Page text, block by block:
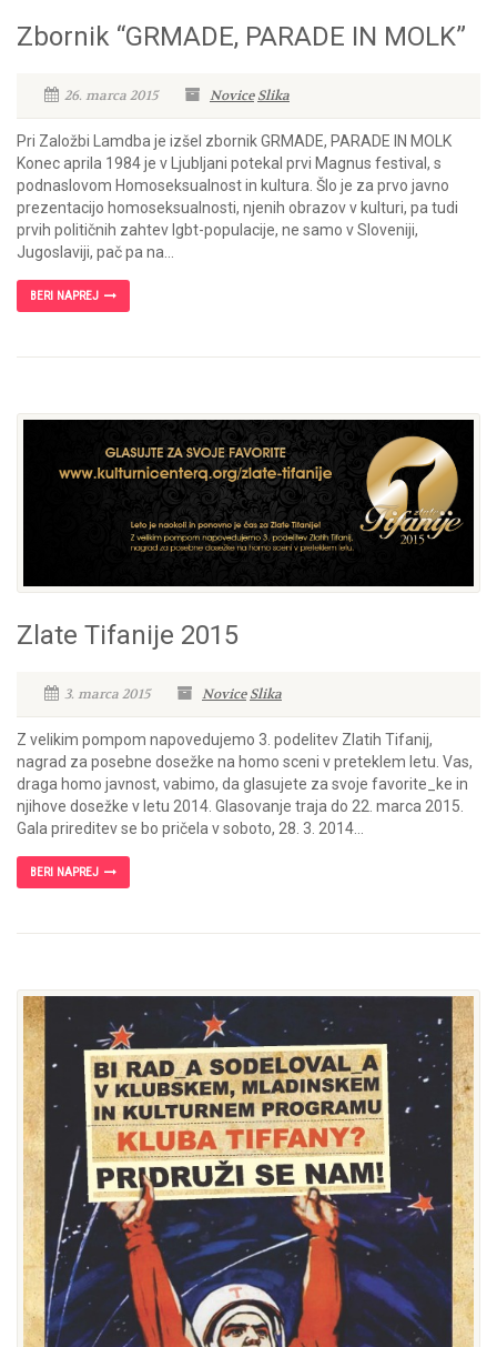
Zbornik “GRMADE, PARADE IN MOLK”
26. marca 2015 Novice Slika
Pri Založbi Lamdba je izšel zbornik GRMADE, PARADE IN MOLK
Konec aprila 1984 je v Ljubljani potekal prvi Magnus festival, s
podnaslovom Homoseksualnost in kultura. Šlo je za prvo javno
prezentacijo homoseksualnosti, njenih obrazov v kulturi, pa tudi
prvih političnih zahtev lgbt-populacije, ne samo v Sloveniji,
Jugoslaviji, pač pa na...
BERI NAPREJ
Zlate Tifanije 2015
3. marca 2015 Novice Slika
Z velikim pompom napovedujemo 3. podelitev Zlatih Tifanij,
nagrad za posebne dosežke na homo sceni v preteklem letu. Vas,
draga homo javnost, vabimo, da glasujete za svoje favorite_ke in
njihove dosežke v letu 2014. Glasovanje traja do 22. marca 2015.
Gala prireditev se bo pričela v soboto, 28. 3. 2014...
BERI NAPREJ